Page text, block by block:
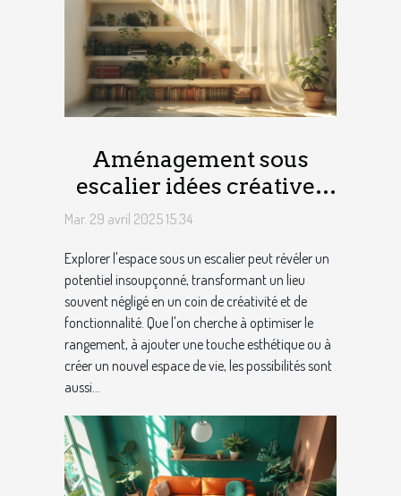
Aménagement sous
escalier idées créatives
pour maximiser l'espace
Mar. 29 avril 2025 15:34
Explorer l'espace sous un escalier peut révéler un
potentiel insoupçonné, transformant un lieu
souvent négligé en un coin de créativité et de
fonctionnalité. Que l'on cherche à optimiser le
rangement, à ajouter une touche esthétique ou à
créer un nouvel espace de vie, les possibilités sont
aussi...